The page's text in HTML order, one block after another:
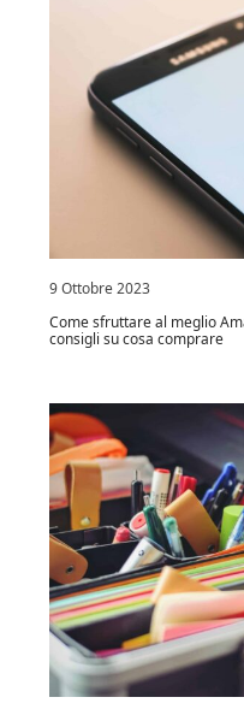
9 Ottobre 2023
Come sfruttare al meglio
consigli su cosa comprare